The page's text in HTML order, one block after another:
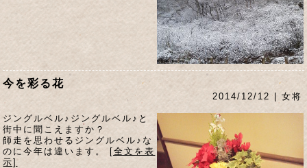
今を彩る花
2014/12/12 | 女将
ジングルベル♪ジングルベル♪と
街中に聞こえますか？
師走を思わせるジングルベル♪な
のに今年は違います。[全文を表
示]